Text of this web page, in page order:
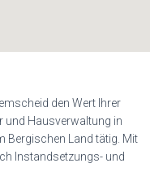
den Wert Ihrer
und Hausverwaltung in
Bergischen Land tätig. Mit
Instandsetzungs- und